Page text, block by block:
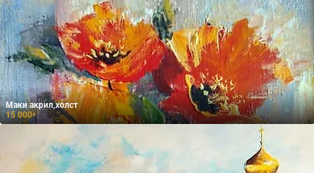
Маки акрил,холст
15 000₽